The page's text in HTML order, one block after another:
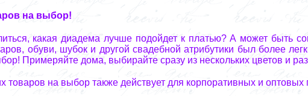
на выбор!
какая диадема лучше подойдет к платью? А может быть
обуви, шубок и другой свадебной атрибутики был более
Примеряйте дома, выбирайте сразу из нескольких цветов и
товаров на выбор также действует для корпоративных и оптовых